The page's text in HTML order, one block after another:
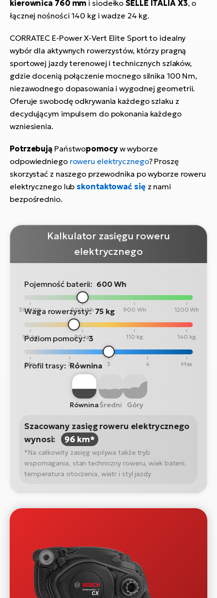
kierownica 760 mm i siodełkoSELLE ITALIA X3, o
łącznej nośności 140 kg i wadze 24 kg.
CORRATEC E-Power X-Vert Elite Sport to idealny
wybór dla aktywnych rowerzystów, którzy pragną
sportowej jazdy terenowej i technicznych szlaków,
gdzie docenią połączenie mocnego silnika 100 Nm,
niezawodnego dopasowania i wygodnej geometrii.
Oferuje swobodę odkrywania każdego szlaku z
decydującym impulsem do pokonania każdego
wzniesienia.
Potrzebują Państwopomocyw wyborze
odpowiedniego roweru elektrycznego? Proszę
skorzystać z naszego przewodnika po wyborze roweru
elektrycznego lubskontaktować się z nami
bezpośrednio.
Kalkulator zasięgu roweru
elektrycznego
Pojemność baterii: 600 Wh
300 Wh 600 Wh 900 Wh 1200 Wh
Waga rowerzysty: 75 kg
50 kg 80 kg 110 kg 140 kg
Poziom pomocy: 3
Min 2 3 4 Max
Profil trasy: Równina
RówninaŚredni Góry
Szacowany zasięg roweru elektrycznego
wynosi:
96 km*
*Na całkowity zasięg wpływa także tryb
wspomagania, stan techniczny roweru, wiek baterii,
temperatura otoczenia, wiatr i styl jazdy